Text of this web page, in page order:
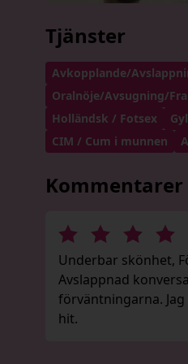
Tjänster
Avkopplande/
Oralnöje/Avsugning/
Holländsk / Fotsex
CIM / Cum i munnen
Kommentarer
Underbar skönhet,
Avslappnad
förväntningarna.
hit.